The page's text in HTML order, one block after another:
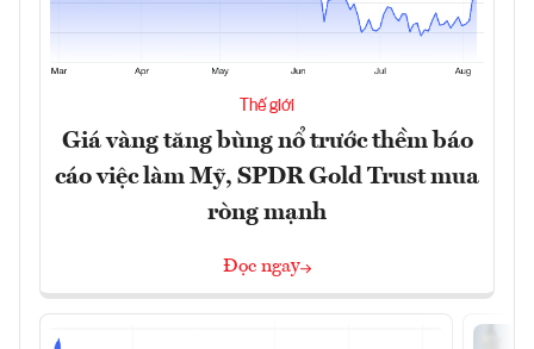
Thế giới
Giá vàng tăng bùng nổ trước thềm báo
cáo việc làm Mỹ, SPDR Gold Trust mua
ròng mạnh
Đọc ngay